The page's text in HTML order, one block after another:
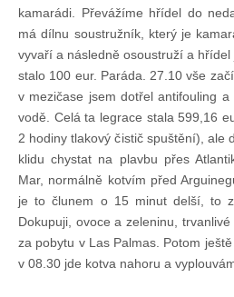
Pohár mistrů
Osobnost roku
Mezinárodní pohár
Modrá stuha
Pohárové závody
kamarádi. Převážíme hřídel do
má dílnu soustružník, který je
vyvaří a následně osoustruží a
stalo 100 eur. Paráda. 27.10 vše
v mezičase jsem dotřel antifouling
vodě. Celá ta legrace stala 599,16
2 hodiny tlakový čistič spuštění), ale
klidu chystat na plavbu přes
Mar, normálně kotvím před
je to člunem o 15 minut delší, to
Dokupuji, ovoce a zeleninu,
za pobytu v Las Palmas. Potom
v 08.30 jde kotva nahoru a